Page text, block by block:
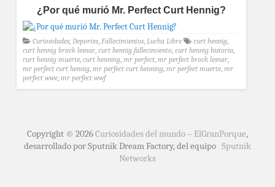
¿Por qué murió Mr. Perfect Curt Hennig?
Curiosidades, Deportes, Fallecimientos, Lucha Libre curt hennig,
curt hennig brock lesnar, curt hennig fallecimiento, curt hennig historia,
curt hennig muerte, curt henning, mr perfect, mr perfect brock lesnar,
mr perfect curt hennig, mr perfect curt henning, mr perfect muerte, mr
perfect wwe, mr perfect wwf
Copyright © 2026Curiosidades del mundo – ElGranPorque,
desarrollado por Sputnik Dream Factory, del equipo Sputnik
Networks